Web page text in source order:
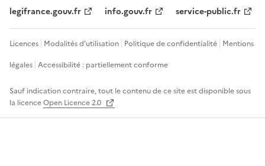
legifrance.gouv.fr info.gouv.fr service-public.fr
Licences Modalités d'utilisation Politique de confidentialité Mentions
légales Accessibilité : partiellement conforme
Sauf indication contraire, tout le contenu de ce site est disponible sous
la licenceOpen Licence 2.0